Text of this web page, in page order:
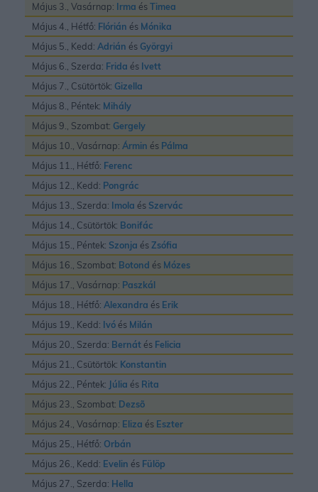
Május 3., Vasárnap: Irma ésTimea
Május 4., Hétfő: Flórián és Mónika
Május 5., Kedd: Adrián és Györgyi
Május 6., Szerda: Frida és Ivett
Május 7., Csütörtök: Gizella
Május 8., Péntek: Mihály
Május 9., Szombat: Gergely
Május 10., Vasárnap: Ármin és Pálma
Május 11., Hétfő: Ferenc
Május 12., Kedd: Pongrác
Május 13., Szerda: Imola és Szervác
Május 14., Csütörtök: Bonifác
Május 15., Péntek: Szonja ésZsófia
Május 16., Szombat: Botond és Mózes
Május 17., Vasárnap: Paszkál
Május 18., Hétfő: Alexandra és Erik
Május 19., Kedd: Ivó és Milán
Május 20., Szerda: Bernát és Felicia
Május 21., Csütörtök: Konstantin
Május 22., Péntek: Júlia és Rita
Május 23., Szombat: Dezsõ
Május 24., Vasárnap: Eliza és Eszter
Május 25., Hétfő: Orbán
Május 26., Kedd: Evelin és Fülöp
Május 27., Szerda: Hella